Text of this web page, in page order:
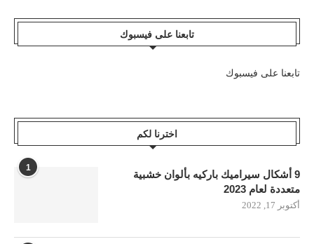
تابعنا على فيسبوك
تابعنا على فيسبوك
اخترنا لكم
1
9 أشكال سيراميك باركيه بألوان خشبية
متعددة لعام 2023
أكتوبر 17, 2022